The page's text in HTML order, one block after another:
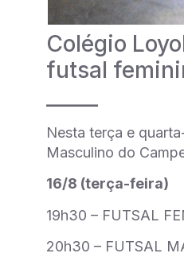
Colégio
futsal
Nesta terça e
Masculino do
16/8 (terça-feira)
19h30 – FUTSAL
20h30 – FUTSAL